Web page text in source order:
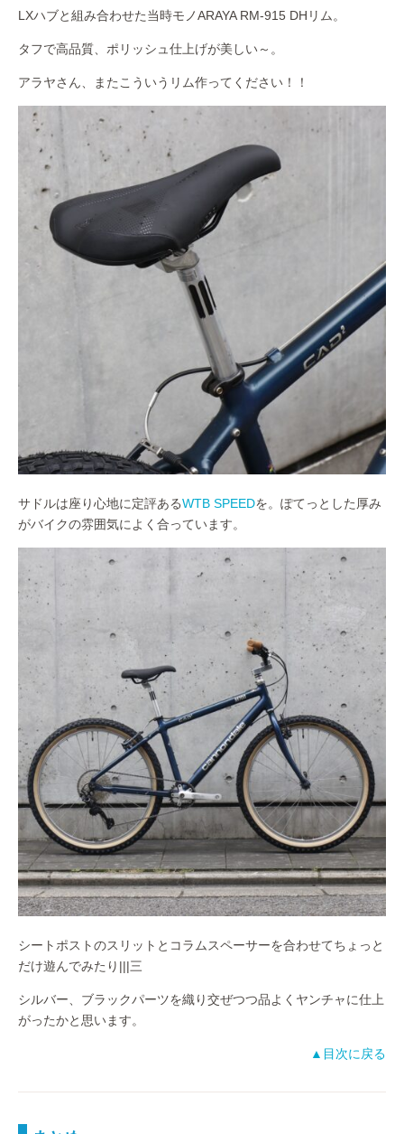
LXハブと組み合わせた当時モノARAYA RM-915 DHリム。
タフで高品質、ポリッシュ仕上げが美しい～。
アラヤさん、またこういうリム作ってください！！
サドルは座り心地に定評あるWTB SPEEDを。ぽてっとした厚み
がバイクの雰囲気によく合っています。
シートポストのスリットとコラムスペーサーを合わせてちょっと
だけ遊んでみたり|||三
シルバー、ブラックパーツを織り交ぜつつ品よくヤンチャに仕上
がったかと思います。
▲目次に戻る